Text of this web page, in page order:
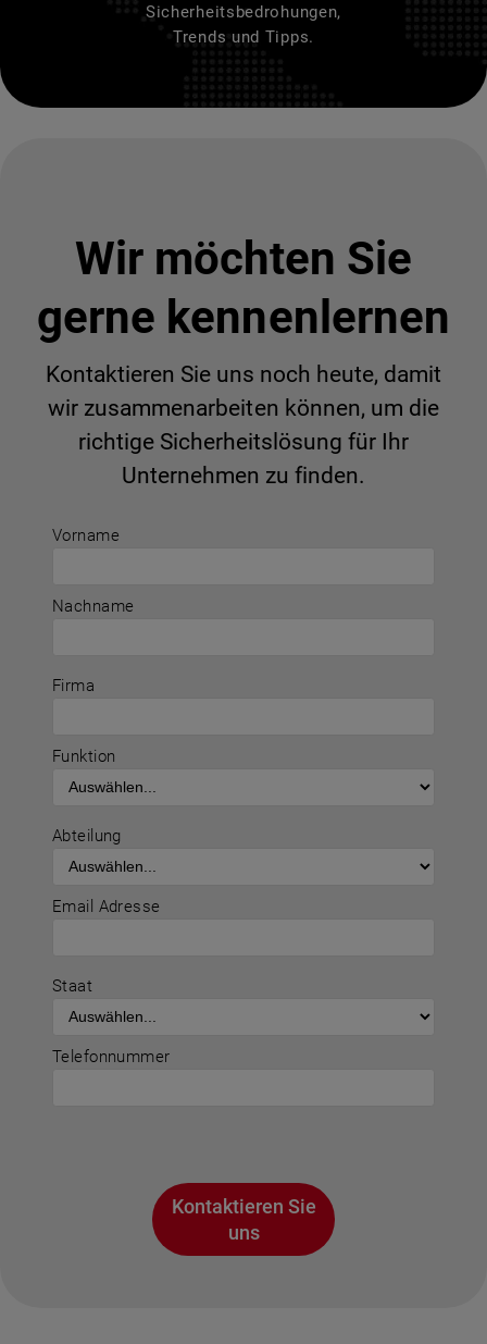
Sicherheitsbedrohungen,
Trends und Tipps.
Vorname
Nachname
Firma
Funktion
Abteilung
Email Adresse
Staat
Telefonnummer
Kontaktieren Sie
uns
Wir möchten Sie
gerne kennenlernen
Kontaktieren Sie uns noch heute, damit
wir zusammenarbeiten können, um die
richtige Sicherheitslösung für Ihr
Unternehmen zu finden.